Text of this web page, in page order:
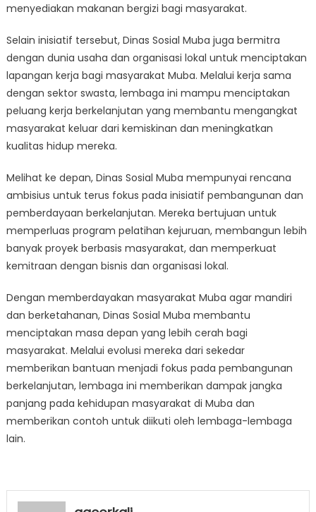
menyediakan makanan bergizi bagi masyarakat.
Selain inisiatif tersebut, Dinas Sosial Muba juga bermitra
dengan dunia usaha dan organisasi lokal untuk menciptakan
lapangan kerja bagi masyarakat Muba. Melalui kerja sama
dengan sektor swasta, lembaga ini mampu menciptakan
peluang kerja berkelanjutan yang membantu mengangkat
masyarakat keluar dari kemiskinan dan meningkatkan
kualitas hidup mereka.
Melihat ke depan, Dinas Sosial Muba mempunyai rencana
ambisius untuk terus fokus pada inisiatif pembangunan dan
pemberdayaan berkelanjutan. Mereka bertujuan untuk
memperluas program pelatihan kejuruan, membangun lebih
banyak proyek berbasis masyarakat, dan memperkuat
kemitraan dengan bisnis dan organisasi lokal.
Dengan memberdayakan masyarakat Muba agar mandiri
dan berketahanan, Dinas Sosial Muba membantu
menciptakan masa depan yang lebih cerah bagi
masyarakat. Melalui evolusi mereka dari sekedar
memberikan bantuan menjadi fokus pada pembangunan
berkelanjutan, lembaga ini memberikan dampak jangka
panjang pada kehidupan masyarakat di Muba dan
memberikan contoh untuk diikuti oleh lembaga-lembaga
lain.